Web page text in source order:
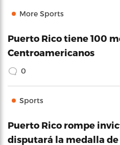
More Sports
Puerto Rico tiene 100
Centroamericanos
0
Sports
Puerto Rico rompe
disputará la medalla